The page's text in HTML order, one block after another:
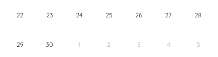
22 23 24 25 26 27 28
29 30 1 2 3 4 5